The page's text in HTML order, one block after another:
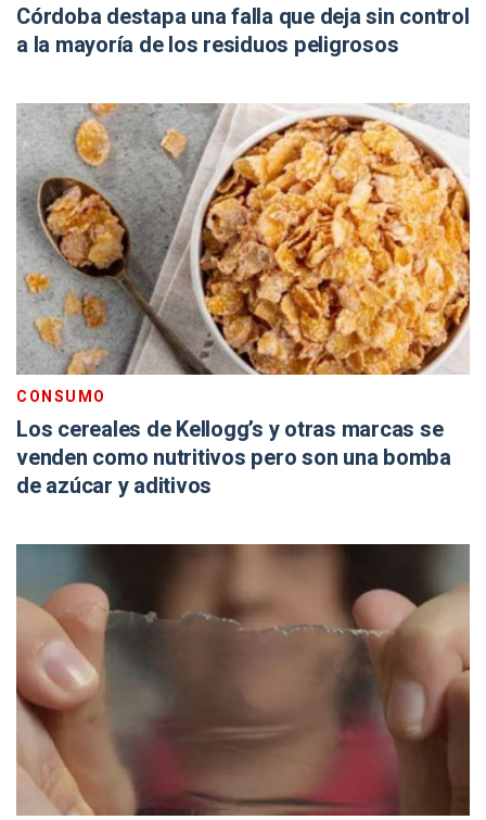
Córdoba destapa una falla que deja sin control
a la mayoría de los residuos peligrosos
CONSUMO
Los cereales de Kellogg’s y otras marcas se
venden como nutritivos pero son una bomba
de azúcar y aditivos